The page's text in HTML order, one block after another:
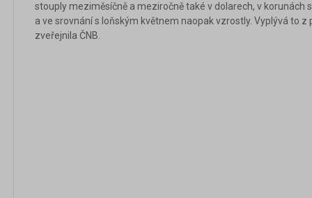
stouply meziměsíčně a meziročně také v dolarech, v korunách
a ve srovnání s loňským květnem naopak vzrostly. Vyplývá to
zveřejnila ČNB.